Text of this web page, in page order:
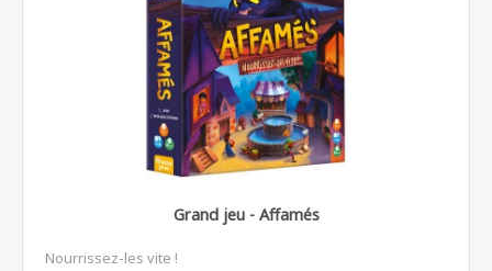
Grand jeu - Affamés
Nourrissez-les vite !